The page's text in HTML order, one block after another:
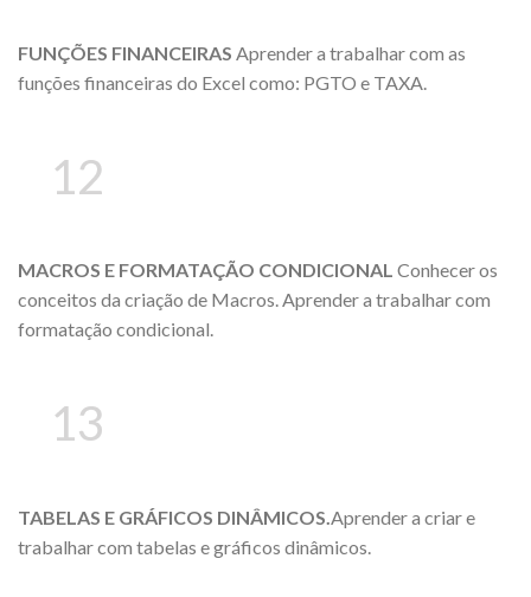
FUNÇÕES FINANCEIRAS Aprender a trabalhar com as
funções financeiras do Excel como: PGTO e TAXA.
12
MACROS E FORMATAÇÃO CONDICIONAL Conhecer os
conceitos da criação de Macros. Aprender a trabalhar com
formatação condicional.
13
TABELAS E GRÁFICOS DINÂMICOS.Aprender a criar e
trabalhar com tabelas e gráficos dinâmicos.